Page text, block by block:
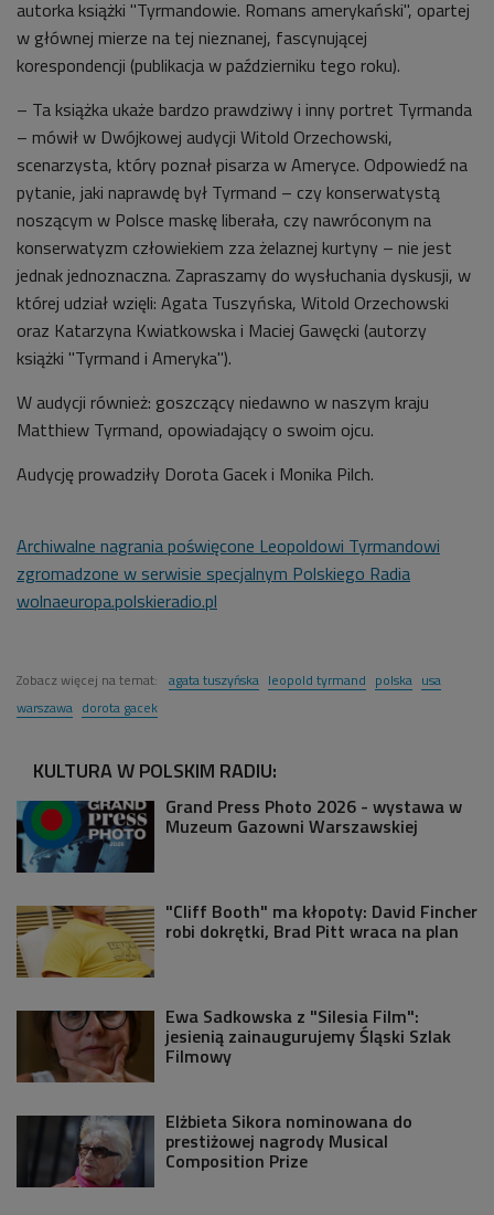
autorka książki "Tyrmandowie. Romans amerykański", opartej
w głównej mierze na tej nieznanej, fascynującej
korespondencji (publikacja w październiku tego roku).
– Ta książka ukaże bardzo prawdziwy i inny portret Tyrmanda
– mówił w Dwójkowej audycji Witold Orzechowski,
scenarzysta, który poznał pisarza w Ameryce. Odpowiedź na
pytanie, jaki naprawdę był Tyrmand – czy konserwatystą
noszącym w Polsce maskę liberała, czy nawróconym na
konserwatyzm człowiekiem zza żelaznej kurtyny – nie jest
jednak jednoznaczna. Zapraszamy do wysłuchania dyskusji, w
której udział wzięli: Agata Tuszyńska, Witold Orzechowski
oraz Katarzyna Kwiatkowska i Maciej Gawęcki (autorzy
książki "Tyrmand i Ameryka").
W audycji również: goszczący niedawno w naszym kraju
Matthiew Tyrmand, opowiadający o swoim ojcu.
Audycję prowadziły Dorota Gacek i Monika Pilch.
Archiwalne nagrania poświęcone Leopoldowi Tyrmandowi
zgromadzone w serwisie specjalnym Polskiego Radia
wolnaeuropa.polskieradio.pl
Zobacz więcej na temat: agata tuszyńska leopold tyrmand polska usa
warszawa dorota gacek
KULTURA W POLSKIM RADIU:
Grand Press Photo 2026 - wystawa w
Muzeum Gazowni Warszawskiej
"Cliff Booth" ma kłopoty: David Fincher
robi dokrętki, Brad Pitt wraca na plan
Ewa Sadkowska z "Silesia Film":
jesienią zainaugurujemy Śląski Szlak
Filmowy
Elżbieta Sikora nominowana do
prestiżowej nagrody Musical
Composition Prize